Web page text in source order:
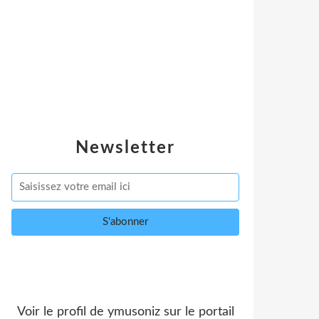
Newsletter
Voir le profil de ymusonizsur le portail